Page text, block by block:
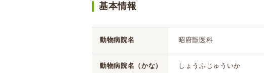
基本情報
動物病院名 昭府獣医科
動物病院名（かな） しょうふじゅういか